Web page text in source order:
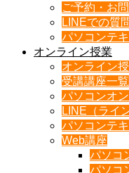
ご予約・お
LINEでの質
パソコンテ
オンライン授業
オンライン
受講講座一覧
パソコンオ
LINE（ライ
パソコンテ
Web講座
パソコ
パソコ